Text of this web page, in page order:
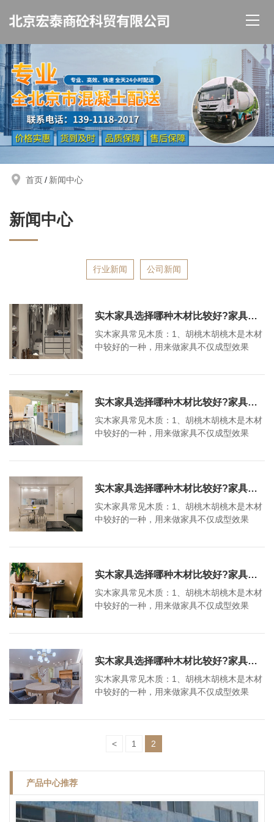
首页 新闻中心
新闻中心
行业新闻 公司新闻
实木家具选择哪种木材比较好?家具哪种木材比较好?
实木家具常见木质：1、胡桃木胡桃木是木材
中较好的一种，用来做家具不仅成型效果
点：黑胡桃木价格比较高。2、樱桃木樱桃木
色木材，能够获得强烈的光泽，适用于家具
养。3、白蜡木白蜡木材顺纹抗压强度，静曲
强度和顺纹抗拉强度中等，白蜡木主要用于
变形。家具木材参考...
实木家具选择哪种木材比较好?家具哪种木材比较好?
实木家具常见木质：1、胡桃木胡桃木是木材
中较好的一种，用来做家具不仅成型效果
点：黑胡桃木价格比较高。2、樱桃木樱桃木
色木材，能够获得强烈的光泽，适用于家具
养。3、白蜡木白蜡木材顺纹抗压强度，静曲
强度和顺纹抗拉强度中等，白蜡木主要用于
变形。家具木材参考...
实木家具选择哪种木材比较好?家具哪种木材比较好?
实木家具常见木质：1、胡桃木胡桃木是木材
中较好的一种，用来做家具不仅成型效果
点：黑胡桃木价格比较高。2、樱桃木樱桃木
色木材，能够获得强烈的光泽，适用于家具
养。3、白蜡木白蜡木材顺纹抗压强度，静曲
强度和顺纹抗拉强度中等，白蜡木主要用于
变形。家具木材参考...
实木家具选择哪种木材比较好?家具哪种木材比较好?
实木家具常见木质：1、胡桃木胡桃木是木材
中较好的一种，用来做家具不仅成型效果
点：黑胡桃木价格比较高。2、樱桃木樱桃木
色木材，能够获得强烈的光泽，适用于家具
养。3、白蜡木白蜡木材顺纹抗压强度，静曲
强度和顺纹抗拉强度中等，白蜡木主要用于
变形。家具木材参考...
实木家具选择哪种木材比较好?家具哪种木材比较好?
实木家具常见木质：1、胡桃木胡桃木是木材
中较好的一种，用来做家具不仅成型效果
点：黑胡桃木价格比较高。2、樱桃木樱桃木
色木材，能够获得强烈的光泽，适用于家具
养。3、白蜡木白蜡木材顺纹抗压强度，静曲
制作美式实木家具。缺点：白蜡木容易干裂
变形。家具木材参考...
< 1 2
产品中心推荐